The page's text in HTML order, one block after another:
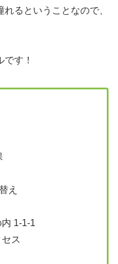
るということなので、
す！
え
内 1-1-1
ス